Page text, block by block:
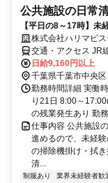
公共施設の日常
【平日の8～17時】未
株式会社ハリマビ
交通・アクセス JR
庁前駅」徒歩1分、
日給9,160円以上
千葉県千葉市中央区
勤務時間詳細 実働
り21日 8:00～
の残業発生あり 勤
仕事内容 公共施設
進めるので、未経
の掃除機掛け・拭
清...
制服あり 業界未経験者歓